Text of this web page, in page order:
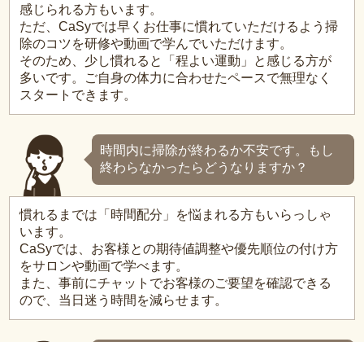
感じられる方もいます。
ただ、CaSyでは早くお仕事に慣れていただけるよう掃
除のコツを研修や動画で学んでいただけます。
そのため、少し慣れると「程よい運動」と感じる方が
多いです。ご自身の体力に合わせたペースで無理なく
スタートできます。
時間内に掃除が終わるか不安です。もし
終わらなかったらどうなりますか？
慣れるまでは「時間配分」を悩まれる方もいらっしゃ
います。
CaSyでは、お客様との期待値調整や優先順位の付け方
をサロンや動画で学べます。
また、事前にチャットでお客様のご要望を確認できる
ので、当日迷う時間を減らせます。